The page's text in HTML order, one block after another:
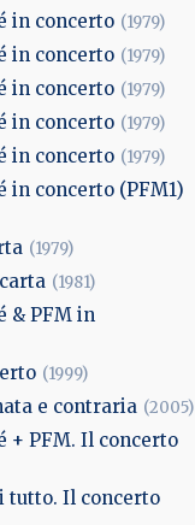
in concerto (1979)
in concerto (1979)
in concerto (1979)
in concerto (1979)
in concerto (1979)
in concerto (PFM1)
(1979)
(1981)
& PFM in
(1999)
e contraria (2005)
+ PFM. Il concerto
tutto. Il concerto